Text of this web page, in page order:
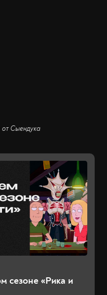
от Сыендука
сезоне «Рика и